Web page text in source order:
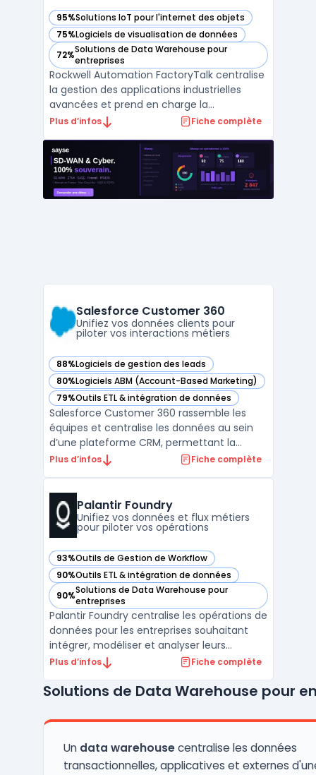
95%Solutions IoT pour l'internet des objets
— voir Rockwell Automation FactoryTalk dans cette
75%Logiciels de visualisation de données
— voir Rockwell Automation FactoryTalk dans cette
72%Solutions de Data Warehouse pour
entreprises
— voir Rockwell Automation FactoryTalk dans cette
Rockwell Automation FactoryTalk centralise
la gestion des applications industrielles
avancées et prend en charge la
digitalisation industrielle de la conception à
Ce logiciel cible les architectes
d’automatisation industrielle, les équipes
d’opérations ...
Plus d’infos Fiche complète
Salesforce Customer 360
Unifiez vos données clients pour
piloter vos interactions métiers
88%Logiciels de gestion des leads
— voir Salesforce Customer 360 dans cette catégorie
80%Logiciels ABM (Account-Based Marketing)
— voir Salesforce Customer 360 dans cette catégorie
79%Outils ETL & intégration de données
— voir Salesforce Customer 360 dans cette catégorie
Salesforce Customer 360 rassemble les
équipes et centralise les données au sein
d’une plateforme CRM, permettant la
gestion coordonnée de l’information client
départements rencontrent souvent des
problèmes d’efficacité et de d ...
Plus d’infos Fiche complète
Palantir Foundry
Unifiez vos données et flux métiers
pour piloter vos opérations
93%Outils de Gestion de Workflow
— voir Palantir Foundry dans cette catégorie
90%Outils ETL & intégration de données
— voir Palantir Foundry dans cette catégorie
90%Solutions de Data Warehouse pour
entreprises
— voir Palantir Foundry dans cette catégorie
Palantir Foundry centralise les opérations de
données pour les entreprises souhaitant
intégrer, modéliser et analyser leurs
informations sans dupliquer les sources. Ce
désireuses d’optimiser la collaboration
opérations, tout e ...
Plus d’infos Fiche complète
Solutions de Data Warehouse pour
Un data warehousecentralise les données
transactionnelles, applicatives et externes